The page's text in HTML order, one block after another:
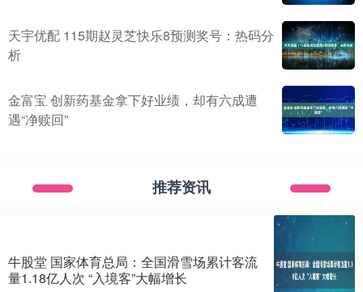
天宇优配 115期赵灵芝快乐8预测奖号：热码分
析
金富宝 创新药基金拿下好业绩，却有六成遭
遇“净赎回”
推荐资讯
牛股堂 国家体育总局：全国滑雪场累计客流
量1.18亿人次 “入境客”大幅增长